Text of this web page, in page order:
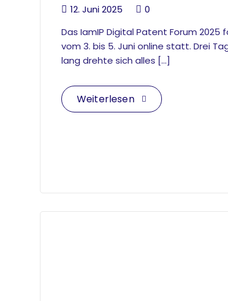
12. Juni 2025
0
Das IamIP Digital Patent Forum 2025
vom 3. bis 5. Juni online statt. Drei
lang drehte sich alles […]
Weiterlesen